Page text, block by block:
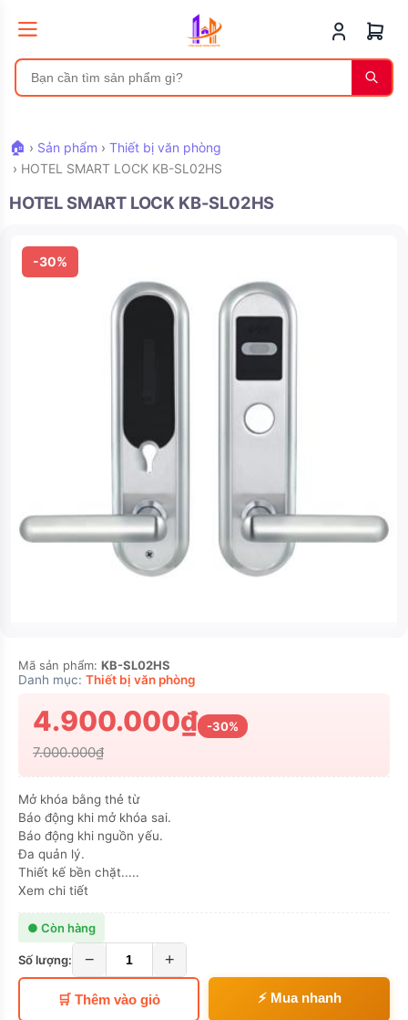
🏠 › Sản phẩm › Thiết bị văn phòng
› HOTEL SMART LOCK KB-SL02HS
HOTEL SMART LOCK KB-SL02HS
-30%
Mã sản phẩm: KB-SL02HS
Danh mục: Thiết bị văn phòng
4.900.000₫ -30%
7.000.000₫
Mở khóa bằng thẻ từ
Báo động khi mở khóa sai.
Báo động khi nguồn yếu.
Đa quản lý.
Thiết kế bền chặt.....
Xem chi tiết
● Còn hàng
Số lượng: − +
🛒 Thêm vào giỏ ⚡ Mua nhanh